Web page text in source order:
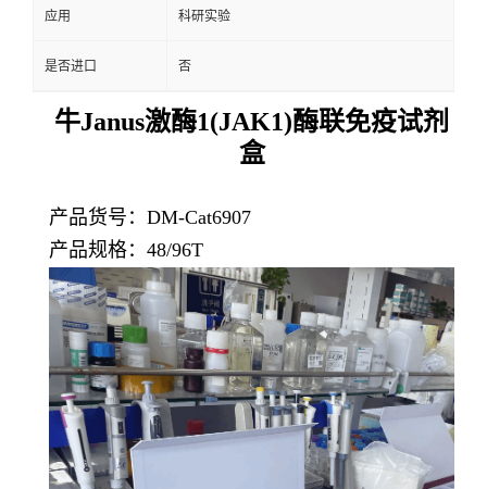
应用 科研实验
是否进口 否
牛Janus激酶1(JAK1)酶联免疫试剂
盒
产品货号：DM-Cat6907
产品规格：48/96T